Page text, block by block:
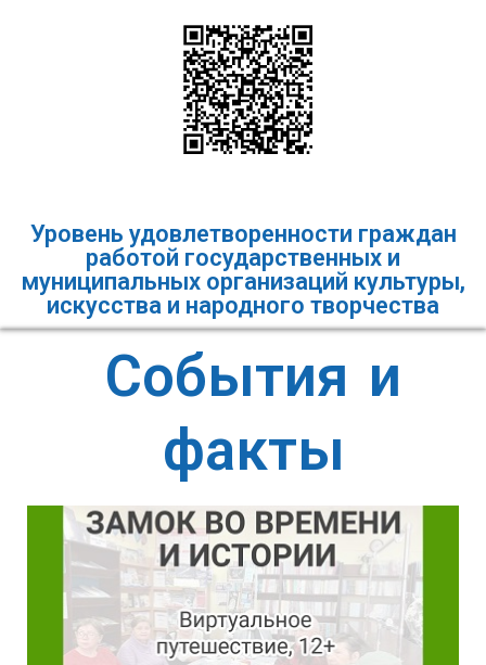
Уровень удовлетворенности граждан
работой государственных и
муниципальных организаций культуры,
искусства и народного творчества
События и
факты